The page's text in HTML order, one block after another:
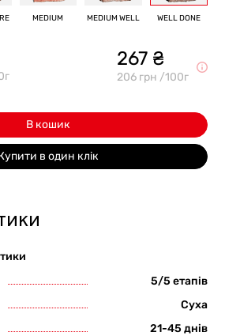
MEDIUM MEDIUM WELL WELL DONE
267 ₴
206 грн /100г
В кошик
в один клік
5/5 етапів
Суха
21-45 днів